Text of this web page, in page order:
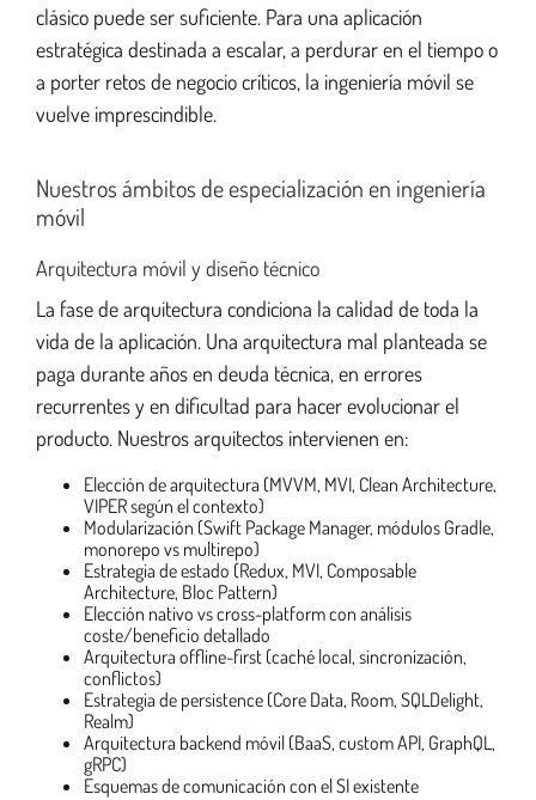
clásico puede ser suficiente. Para una aplicación
estratégica destinada a escalar, a perdurar en el tiempo o
a porter retos de negocio críticos, la ingeniería móvil se
vuelve imprescindible.
Nuestros ámbitos de especialización en ingeniería
móvil
Arquitectura móvil y diseño técnico
La fase de arquitectura condiciona la calidad de toda la
vida de la aplicación. Una arquitectura mal planteada se
paga durante años en deuda técnica, en errores
recurrentes y en dificultad para hacer evolucionar el
producto. Nuestros arquitectos intervienen en:
Elección de arquitectura (MVVM, MVI, Clean Architecture,
VIPER según el contexto)
Modularización (Swift Package Manager, módulos Gradle,
monorepo vs multirepo)
Estrategia de estado (Redux, MVI, Composable
Architecture, Bloc Pattern)
Elección nativo vs cross-platform con análisis
coste/beneficio detallado
Arquitectura offline-first (caché local, sincronización,
conflictos)
Estrategia de persistence (Core Data, Room, SQLDelight,
Realm)
Arquitectura backend móvil (BaaS, custom API, GraphQL,
gRPC)
Esquemas de comunicación con el SI existente